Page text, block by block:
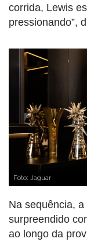
corrida, Lewis
pressionando”,
Foto: Jaguar
Na sequência,
surpreendido
ao longo da